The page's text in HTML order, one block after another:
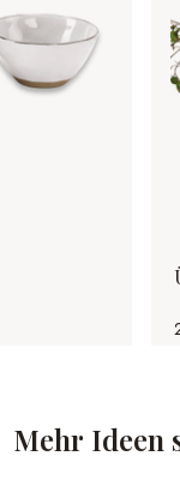
Mehr Ideen